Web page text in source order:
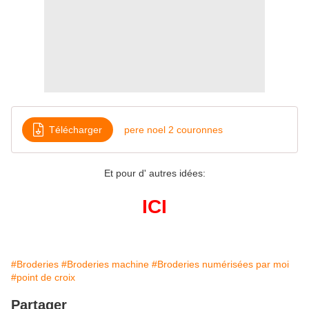
Télécharger pere noel 2 couronnes
Et pour d' autres idées:
ICI
#Broderies #Broderies machine #Broderies numérisées par moi
#point de croix
Partager